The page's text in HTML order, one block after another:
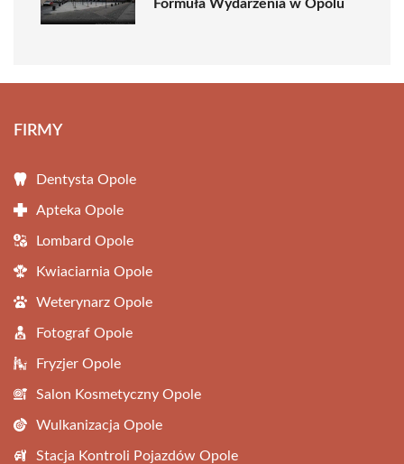
Formuła Wydarzenia w Opolu
FIRMY
Dentysta Opole
Apteka Opole
Lombard Opole
Kwiaciarnia Opole
Weterynarz Opole
Fotograf Opole
Fryzjer Opole
Salon Kosmetyczny Opole
Wulkanizacja Opole
Stacja Kontroli Pojazdów Opole